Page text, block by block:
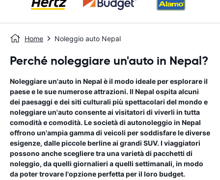
Home Noleggio auto Nepal
Perché noleggiare un'auto in Nepal?
Noleggiare un'auto in Nepal è il modo ideale per esplorare il
paese e le sue numerose attrazioni. Il Nepal ospita alcuni
dei paesaggi e dei siti culturali più spettacolari del mondo e
noleggiare un'auto consente ai visitatori di viverli in tutta
comodità e comodità. Le società di autonoleggio in Nepal
offrono un'ampia gamma di veicoli per soddisfare le diverse
esigenze, dalle piccole berline ai grandi SUV. I viaggiatori
possono anche scegliere tra una varietà di pacchetti di
noleggio, da quelli giornalieri a quelli settimanali, in modo
da poter trovare l'opzione perfetta per il loro budget.